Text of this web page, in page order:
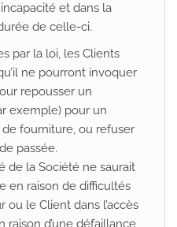
et dans la
de celle-ci.
par la loi, les Clients
ne pourront invoquer
repousser un
exemple) pour un
fourniture, ou refuser
passée.
de la Société ne saurait
en raison de difficultés
ou le Client dans l’accès
d’une défaillance